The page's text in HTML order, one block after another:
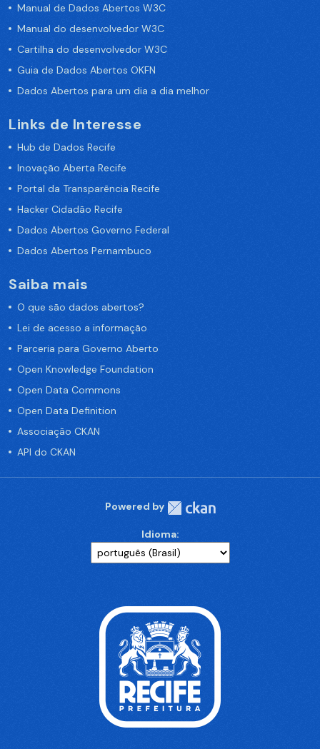
Manual de Dados Abertos W3C
Manual do desenvolvedor W3C
Cartilha do desenvolvedor W3C
Guia de Dados Abertos OKFN
Dados Abertos para um dia a dia melhor
Links de Interesse
Hub de Dados Recife
Inovação Aberta Recife
Portal da Transparência Recife
Hacker Cidadão Recife
Dados Abertos Governo Federal
Dados Abertos Pernambuco
Saiba mais
O que são dados abertos?
Lei de acesso a informação
Parceria para Governo Aberto
Open Knowledge Foundation
Open Data Commons
Open Data Definition
Associação CKAN
API do CKAN
Powered by
Idioma